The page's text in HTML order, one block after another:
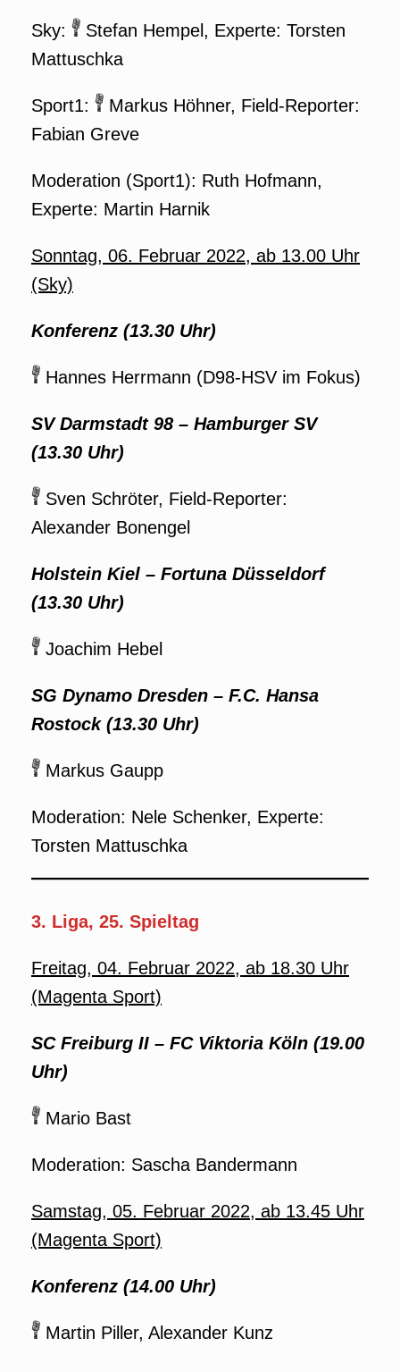
Sky:
Stefan Hempel, Experte: Torsten
Mattuschka
Sport1:
Markus Höhner, Field-Reporter:
Fabian Greve
Moderation (Sport1): Ruth Hofmann,
Experte: Martin Harnik
Sonntag, 06. Februar 2022, ab 13.00 Uhr
(Sky)
Konferenz (13.30 Uhr)
Hannes Herrmann (D98-HSV im Fokus)
SV Darmstadt 98 – Hamburger SV
(13.30 Uhr)
Sven Schröter, Field-Reporter:
Alexander Bonengel
Holstein Kiel – Fortuna Düsseldorf
(13.30 Uhr)
Joachim Hebel
SG Dynamo Dresden – F.C. Hansa
Rostock (13.30 Uhr)
Markus Gaupp
Moderation: Nele Schenker, Experte:
Torsten Mattuschka
3. Liga, 25. Spieltag
Freitag, 04. Februar 2022, ab 18.30 Uhr
(Magenta Sport)
SC Freiburg II – FC Viktoria Köln (19.00
Uhr)
Mario Bast
Moderation: Sascha Bandermann
Samstag, 05. Februar 2022, ab 13.45 Uhr
(Magenta Sport)
Konferenz (14.00 Uhr)
Martin Piller, Alexander Kunz